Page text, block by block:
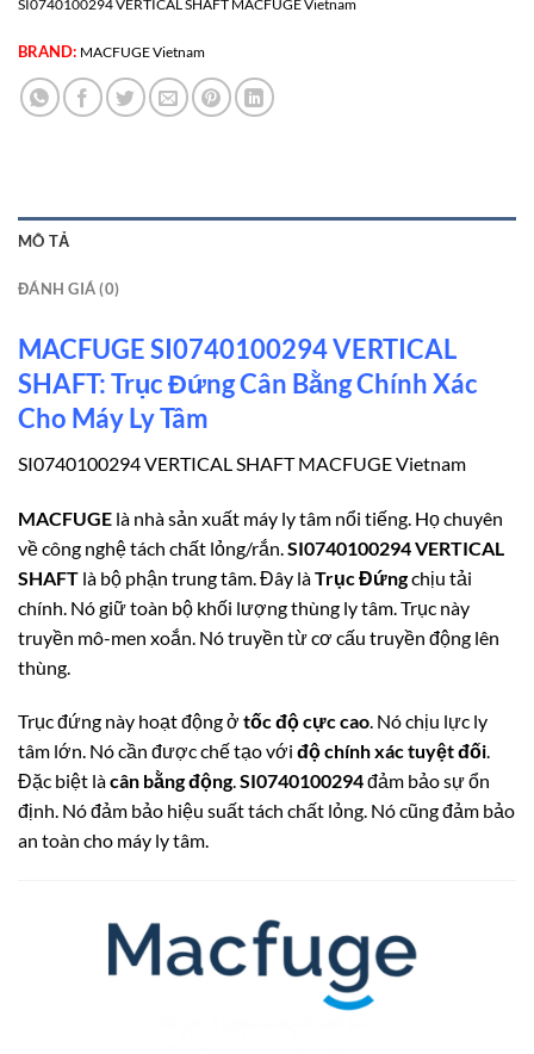
SI0740100294 VERTICAL SHAFT MACFUGE Vietnam
BRAND: MACFUGE Vietnam
MÔ TẢ
ĐÁNH GIÁ (0)
MACFUGE SI0740100294 VERTICAL
SHAFT: Trục Đứng Cân Bằng Chính Xác
Cho Máy Ly Tâm
SI0740100294 VERTICAL SHAFT MACFUGE Vietnam
MACFUGE là nhà sản xuất máy ly tâm nổi tiếng. Họ chuyên
về công nghệ tách chất lỏng/rắn. SI0740100294 VERTICAL
SHAFT là bộ phận trung tâm. Đây làTrục Đứngchịu tải
chính. Nó giữ toàn bộ khối lượng thùng ly tâm. Trục này
truyền mô-men xoắn. Nó truyền từ cơ cấu truyền động lên
thùng.
Trục đứng này hoạt động ở tốc độ cực cao. Nó chịu lực ly
tâm lớn. Nó cần được chế tạo với độ chính xác tuyệt đối.
Đặc biệt làcân bằng động.SI0740100294đảm bảo sự ổn
định. Nó đảm bảo hiệu suất tách chất lỏng. Nó cũng đảm bảo
an toàn cho máy ly tâm.